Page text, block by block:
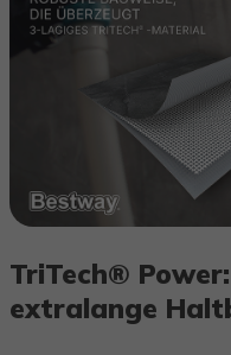
TriTech®
extralange